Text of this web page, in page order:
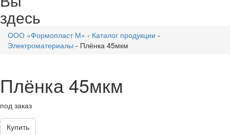
здесь
ООО «Формопласт М» - Каталог продукции -
Электроматериалы - Плёнка 45мкм
Плёнка 45мкм
под заказ
Купить